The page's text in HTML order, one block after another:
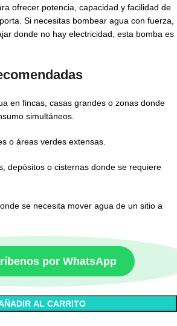
ofrecer potencia, capacidad y facilidad de
Si necesitas bombear agua con fuerza,
donde no hay electricidad, esta bomba es
en fincas, casas grandes o zonas donde
simultáneos.
o áreas verdes extensas.
depósitos o cisternas donde se requiere
se necesita mover agua de un sitio a
por WhatsApp
AL CARRITO